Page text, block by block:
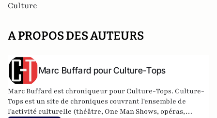
Culture
A PROPOS DES AUTEURS
Marc Buffard pour Culture-Tops
Marc Buffard est chroniqueur pour Culture-Tops. Culture-
Tops est un site de chroniques couvrant l'ensemble de
l'activité culturelle (théâtre, One Man Shows, opéras,